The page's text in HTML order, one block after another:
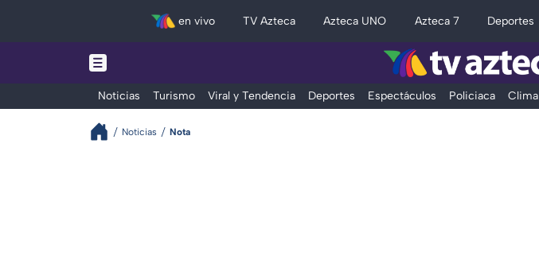
en vivo TV Azteca Azteca UNO Azteca 7 Deportes
Noticias Turismo Viral y Tendencia Deportes Espectáculos Policiaca Clima
Noticias Nota